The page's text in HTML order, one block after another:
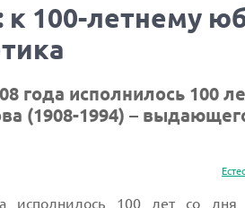
100-летнему
года исполнилось 100
(1908-1994) –
100 лет со дня